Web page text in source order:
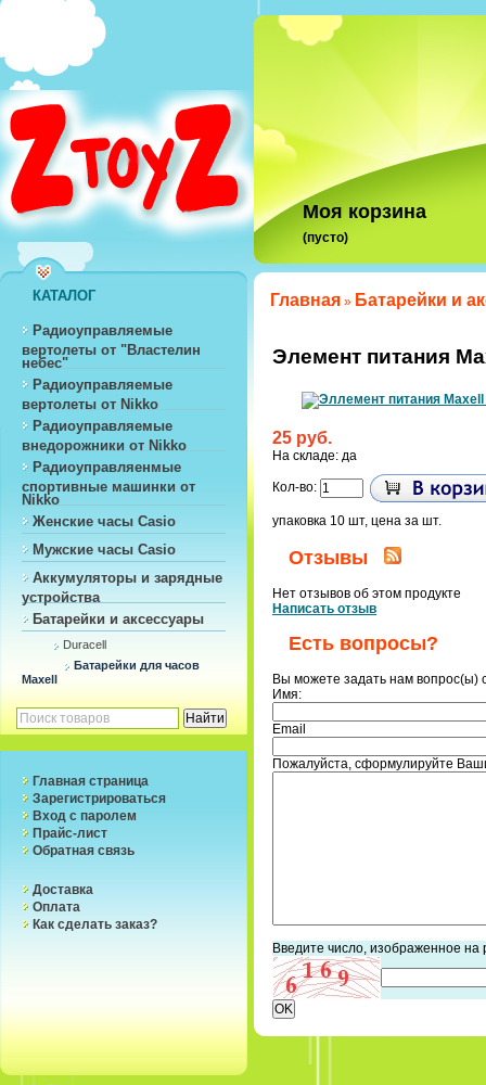
Моя корзина
(пусто)
КАТАЛОГ
Радиоуправляемые
вертолеты от "Властелин
небес"
Радиоуправляемые
вертолеты от Nikko
Радиоуправляемые
внедорожники от Nikko
Радиоуправляенмые
спортивные машинки от
Nikko
Женские часы Casio
Мужские часы Casio
Аккумуляторы и зарядные
устройства
Батарейки и аксессуары
Duracell
Батарейки для часов
Maxell
Главная страница
Зарегистрироваться
Вход с паролем
Прайс-лист
Обратная связь
Доставка
Оплата
Как сделать заказ?
Главная » Батарейки и
Элемент питания
25 руб.
На складе: да
Кол-во:
упаковка 10 шт, цена за шт.
Отзывы
Нет отзывов об этом продукте
Написать отзыв
Есть вопросы?
Вы можете задать нам
Имя:
Email
Пожалуйста, сформулируйте
Введите число, изображенное на